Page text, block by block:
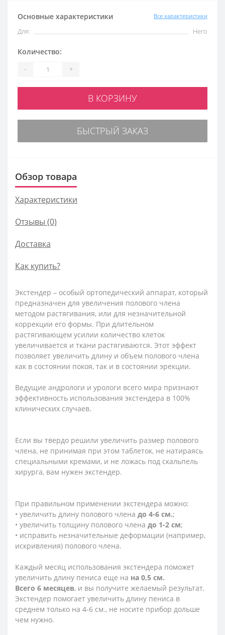
Основные характеристики Все характеристики
Для: Него
Количество:
- +
В КОРЗИНУ
БЫСТРЫЙ ЗАКАЗ
Обзор товара
Характеристики
Отзывы (0)
Доставка
Как купить?
Экстендер – особый ортопедический аппарат, который
предназначен для увеличения полового члена
методом растягивания, или для незначительной
коррекции его формы. При длительном
растягивающем усилии количество клеток
увеличивается и ткани растягиваются. Этот эффект
позволяет увеличить длину и объем полового члена
как в состоянии покоя, так и в состоянии эрекции.
Ведущие андрологи и урологи всего мира признают
эффективность использования экстендера в 100%
клинических случаев.
Если вы твердо решили увеличить размер полового
члена, не принимая при этом таблеток, не натираясь
специальными кремами, и не ложась под скальпель
хирурга, вам нужен экстендер.
При правильном применении экстендера можно:
• увеличить длину полового члена до 4-6 см.;
• увеличить толщину полового члена до 1-2 см;
• исправить незначительные деформации (например,
искривления) полового члена.
Каждый месяц использования экстендера поможет
увеличить длину пениса еще на на 0,5 см.
Всего 6 месяцев, и вы получите желаемый результат.
Экстендер помогает увеличить длину пениса в
среднем только на 4-6 см., не носите прибор дольше
чем нужно.